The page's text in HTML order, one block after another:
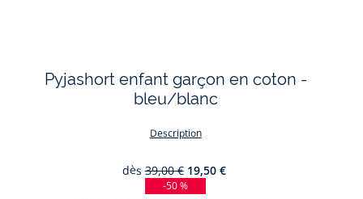
Pyjashort enfant garçon en coton -
bleu/blanc
Description
dès 39,00 € 19,50 €
-50 %